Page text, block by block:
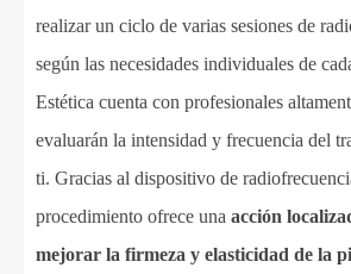
realizar un ciclo de varias sesiones de
según las necesidades individuales de
Estética cuenta con profesionales
evaluarán la intensidad y frecuencia del
ti. Gracias al dispositivo de
procedimiento ofrece una acción
mejorar la firmeza y elasticidad de la